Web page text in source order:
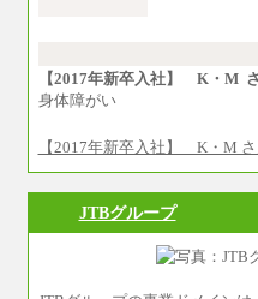
②④⑦⑩月給：
⑨月給：
※経験、能力
定
※試用期間中
【2017年新卒入社】 K・M
身体障がい
【2017年新卒入社】 K・M
JTBグループ